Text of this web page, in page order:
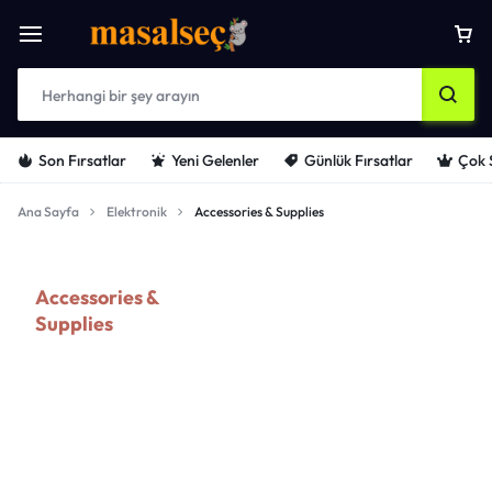
Son Fırsatlar Yeni Gelenler Günlük Fırsatlar Çok
Ana Sayfa Elektronik Accessories & Supplies
Accessories &
Supplies